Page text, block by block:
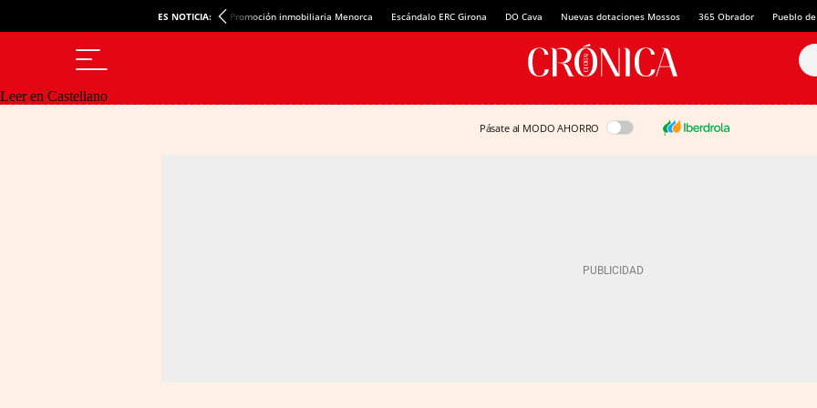
ES NOTICIA: Promoción inmobiliaria Menorca Escándalo ERC Girona DO Cava Nuevas dotaciones Mossos 365 Obrador Pueblo
Leer en Castellano
Pásate al MODO AHORRO